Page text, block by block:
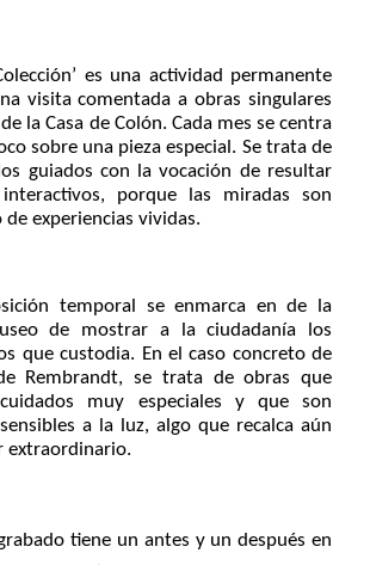
es una actividad permanente
visita comentada a obras singulares
la Casa de Colón. Cada mes se centra
sobre una pieza especial. Se trata de
guiados con la vocación de resultar
porque las miradas son
experiencias vividas.
temporal se enmarca en de la
de mostrar a la ciudadanía los
que custodia. En el caso concreto de
Rembrandt, se trata de obras que
muy especiales y que son
a la luz, algo que recalca aún
extraordinario.
tiene un antes y un después en